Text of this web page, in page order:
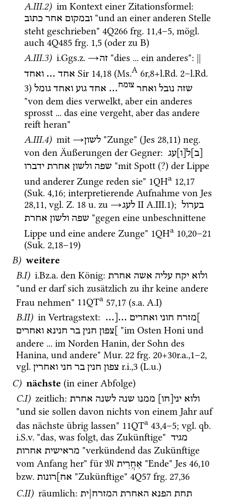
A.III.2) im Kontext einer Zitationsformel
ובמקום אחר כתוב
"und an einer anderen Stelle
steht geschrieben" 4Q266 frg. 11,4–5, mögl.
auch 4Q485 frg. 1,5 (oder zu B)
A.III.3) i.Ggs.z. →זה "dies ... ein anderes": ||
אחד ... ואחד Sir 14,18 (Ms.A 6r,8+l.Rd. 2–l.Rd.
3) שזה נובל ואחר צומח... אחד גוע ואחד גומל
"von dem dies verwelkt, aber ein anderes
sprosst ... das eine vergeht, aber das andere
reift heran"
A.III.4) mit →לשון "Zunge" (Jes 28,11) neg.
von den Äußerungen der Gegner: [ב]ל[ו]עג
שפה ולשון אחרת ידברו
"mit Spott (?) der Lippe
und anderer Zunge reden sie" 1QHa 12,17
(Suk. 4,16; interpretierende Aufnahme von Jes
28,11, vgl. Z. 18 u. zu →לעג ‎ II A.III.1); בערול
שפה ולשון אחרת
"gegen eine unbeschnittene
Lippe und eine andere Zunge" 1QHa 10,20–21
(Suk. 2,18–19)
B) weitere
B.I) i.Bz.a. den König: ולוא יקח עליה אשה אחרת
"und er darf sich zusätzlich zu ihr keine andere
Frau nehmen" 11QTa 57,17 (s.a. A.I)
B.II) in Vertragstext: ]מזרח חוני ואחרים ...[...
]צפון חנין בר חנינא ואחרים
"im Osten Honi und
andere ... im Norden Hanin, der Sohn des
Hanina, und andere" Mur. 22 frg. 20+30r.a.,1–2
vgl.
צפון חנין בר חני ואחרין r.i.,3 (L.u.)
C) nächste (in einer Abfolge)
C.I) zeitlich: ולוא יני[חו] ממנו שנה לשנה אחרת
"und sie sollen davon nichts von einem Jahr auf
das nächste übrig lassen" 11QTa 43,4–5; vgl. qb.
i.S.v. "das, was folgt, das Zukünftige" מגיד
מראישית אחרות
"verkündend das Zukünftige
vom Anfang her" für 𝔐 אַחֲרִית "Ende" Jes 46,10
bzw. אח]רונות "Zukünftige" 4Q57 frg. 27,36
C.II) räumlich: תחת הפנא האחרת המזרח|ית